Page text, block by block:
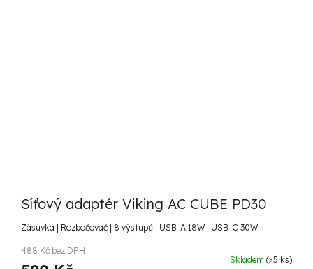
Síťový adaptér Viking AC CUBE PD30
Zásuvka | Rozbočovač | 8 výstupů | USB-A 18W | USB-C 30W
488 Kč bez DPH
Skladem (>5 ks)